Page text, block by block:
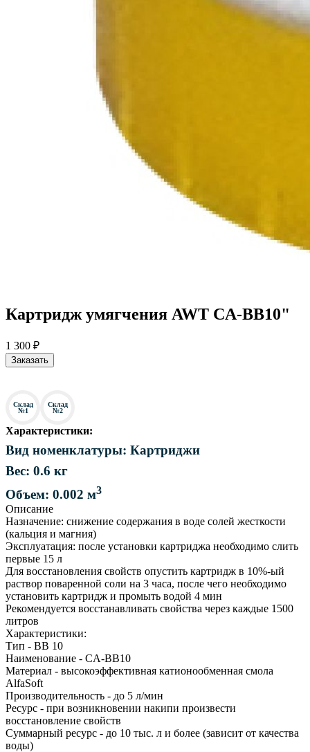
Картридж умягчения AWT CA-BB10"
1 300 ₽
Заказать
Склад
№1
Склад
№2
Характеристики:
Вид номенклатуры: Картриджи
Вес: 0.6 кг
Объем: 0.002 м3
Описание
Назначение: снижение содержания в воде солей жесткости
(кальция и магния)
Эксплуатация: после установки картриджа необходимо слить
первые 15 л
Для восстановления свойств опустить картридж в 10%-ый
раствор поваренной соли на 3 часа, после чего необходимо
установить картридж и промыть водой 4 мин
Рекомендуется восстанавливать свойства через каждые 1500
литров
Характеристики:
Тип - BB 10
Наименование - CA-BB10
Материал - высокоэффективная катионообменная смола
AlfaSoft
Производительность - до 5 л/мин
Ресурс - при возникновении накипи произвести
восстановление свойств
Суммарный ресурс - до 10 тыс. л и более (зависит от качества
воды)